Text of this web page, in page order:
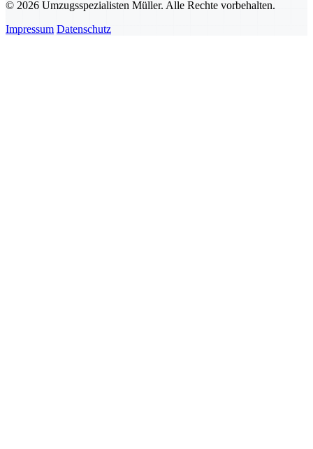
© 2026 Umzugsspezialisten Müller. Alle Rechte vorbehalten.
Impressum Datenschutz